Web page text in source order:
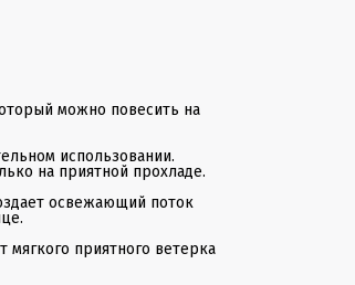
можно повесить на
использовании.
на приятной прохладе.
освежающий поток
приятного ветерка